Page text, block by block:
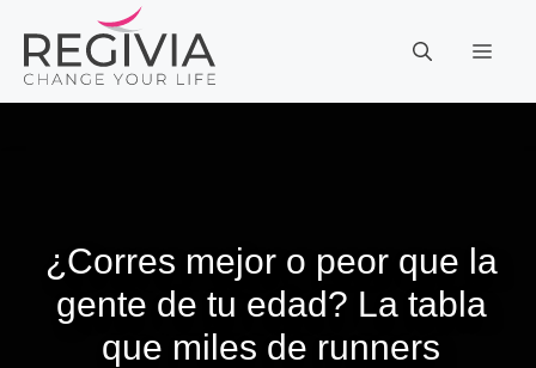
contenido
¿Corres mejor o peor que la
gente de tu edad? La tabla
que miles de runners